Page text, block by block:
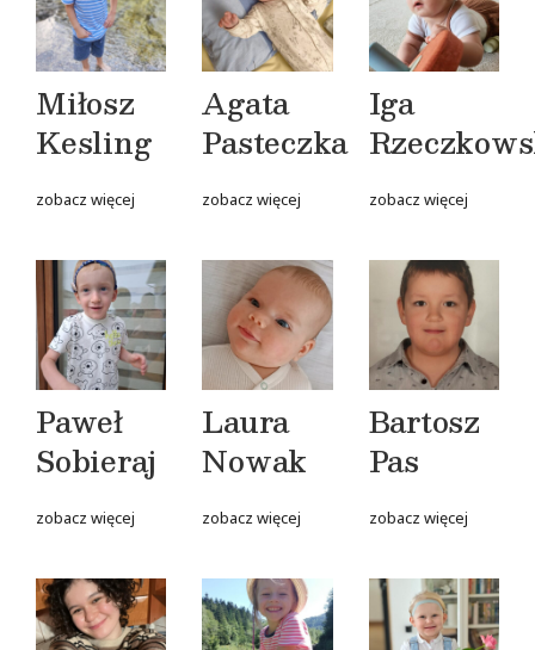
Miłosz
Kesling
zobacz więcej
Agata
Pasteczka
zobacz więcej
Iga
zobacz więcej
Paweł
Sobieraj
zobacz więcej
Laura
Nowak
zobacz więcej
Bartosz
Pas
zobacz więcej